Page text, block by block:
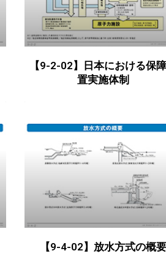
【9-2-02】日本における保
置実施体制
【9-4-02】放水方式の概要